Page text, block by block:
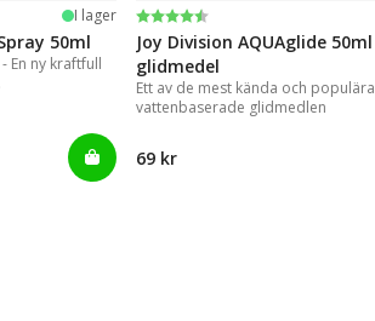
I lager
50ml
En ny kraftfull
Betyg:
4.2 utav 5 stjärnor
Joy Division AQUAglide 50ml
glidmedel
Ett av de mest kända och populära
vattenbaserade glidmedlen
69 kr